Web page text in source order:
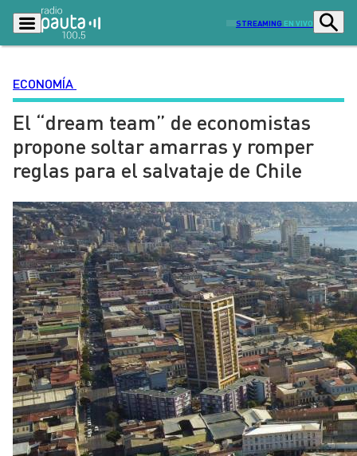
STREAMING EN VIVO
Podcasts Programas
Lo Último Actualidad
Ciudad Economía
Radio en vivo Sostenibilidad
Tendencias Deportes
Entretención y Cultura Opinión
Dato en Pauta Señal 2
Contenido Patrocinado
ECONOMÍA
El “dream team” de economistas
propone soltar amarras y romper
reglas para el salvataje de Chile